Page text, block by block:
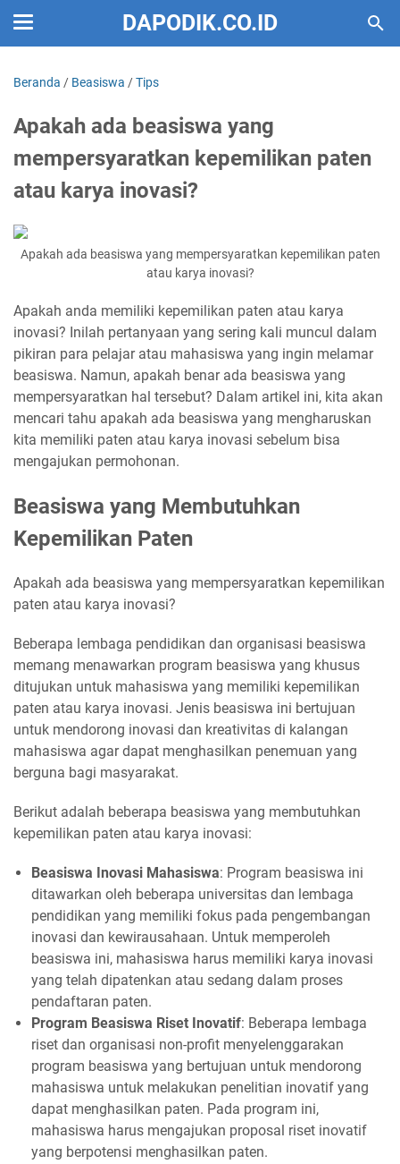
DAPODIK.CO.ID
Beranda / Beasiswa /Tips
Apakah ada beasiswa yang
mempersyaratkan kepemilikan paten
atau karya inovasi?
Apakah ada beasiswa yang mempersyaratkan kepemilikan paten
atau karya inovasi?
Apakah anda memiliki kepemilikan paten atau karya
inovasi? Inilah pertanyaan yang sering kali muncul dalam
pikiran para pelajar atau mahasiswa yang ingin melamar
beasiswa. Namun, apakah benar ada beasiswa yang
mempersyaratkan hal tersebut? Dalam artikel ini, kita akan
mencari tahu apakah ada beasiswa yang mengharuskan
kita memiliki paten atau karya inovasi sebelum bisa
mengajukan permohonan.
Beasiswa yang Membutuhkan
Kepemilikan Paten
Apakah ada beasiswa yang mempersyaratkan kepemilikan
paten atau karya inovasi?
Beberapa lembaga pendidikan dan organisasi beasiswa
memang menawarkan program beasiswa yang khusus
ditujukan untuk mahasiswa yang memiliki kepemilikan
paten atau karya inovasi. Jenis beasiswa ini bertujuan
untuk mendorong inovasi dan kreativitas di kalangan
mahasiswa agar dapat menghasilkan penemuan yang
berguna bagi masyarakat.
Berikut adalah beberapa beasiswa yang membutuhkan
kepemilikan paten atau karya inovasi:
Beasiswa Inovasi Mahasiswa: Program beasiswa ini
ditawarkan oleh beberapa universitas dan lembaga
pendidikan yang memiliki fokus pada pengembangan
inovasi dan kewirausahaan. Untuk memperoleh
beasiswa ini, mahasiswa harus memiliki karya inovasi
yang telah dipatenkan atau sedang dalam proses
pendaftaran paten.
Program Beasiswa Riset Inovatif: Beberapa lembaga
riset dan organisasi non-profit menyelenggarakan
program beasiswa yang bertujuan untuk mendorong
mahasiswa untuk melakukan penelitian inovatif yang
dapat menghasilkan paten. Pada program ini,
mahasiswa harus mengajukan proposal riset inovatif
yang berpotensi menghasilkan paten.